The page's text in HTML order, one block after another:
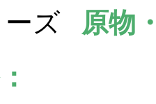
ーズ 原物